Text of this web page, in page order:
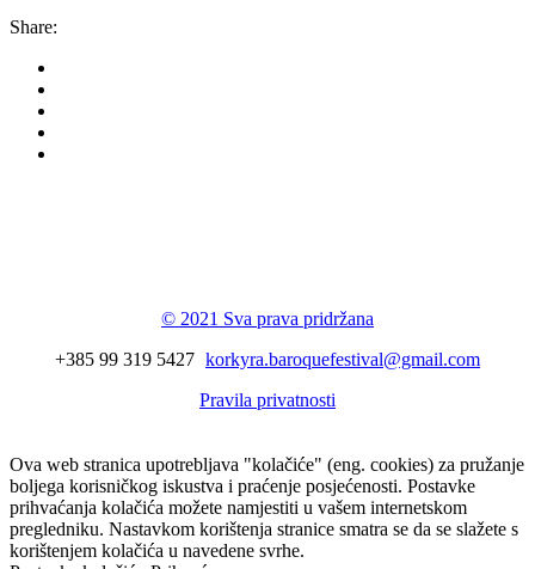
Share:
© 2021 Sva prava pridržana
+385 99 319 5427 korkyra.baroquefestival@gmail.com
Pravila privatnosti
Ova web stranica upotrebljava "kolačiće" (eng. cookies) za pružanje
boljega korisničkog iskustva i praćenje posjećenosti. Postavke
prihvaćanja kolačića možete namjestiti u vašem internetskom
pregledniku. Nastavkom korištenja stranice smatra se da se slažete s
korištenjem kolačića u navedene svrhe.